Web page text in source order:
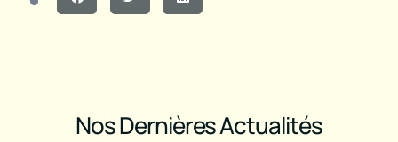
Nos Dernières Actualités